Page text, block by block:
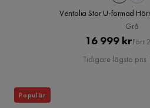
Ventolia Stor U-formad
Grå
Pris
16 999 kr
Pris
Förr
Tidigare lägsta pris
Populär